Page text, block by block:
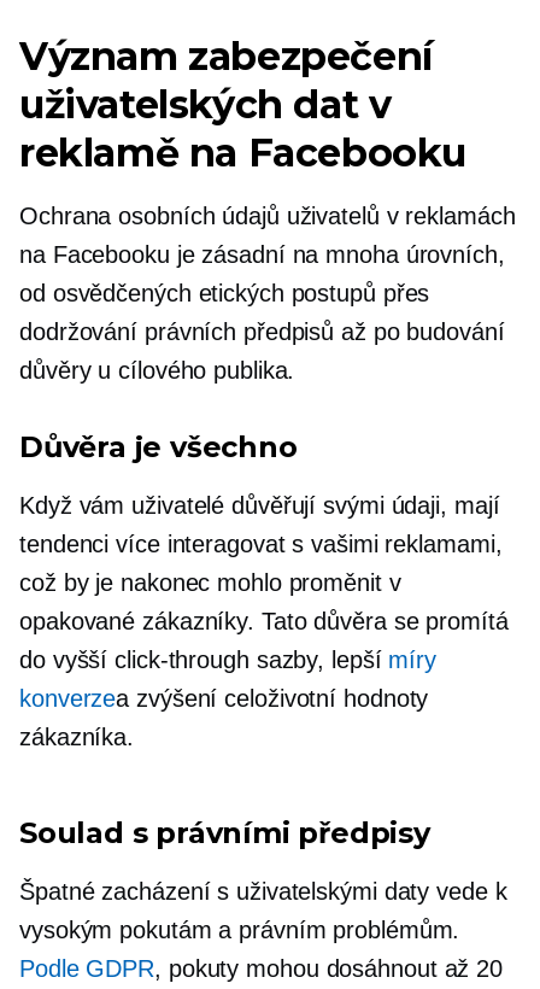
Význam zabezpečení
uživatelských dat v
reklamě na Facebooku
Ochrana osobních údajů uživatelů v reklamách
na Facebooku je zásadní na mnoha úrovních,
od osvědčených etických postupů přes
dodržování právních předpisů až po budování
důvěry u cílového publika.
Důvěra je všechno
Když vám uživatelé důvěřují svými údaji, mají
tendenci více interagovat s vašimi reklamami,
což by je nakonec mohlo proměnit v
opakované zákazníky. Tato důvěra se promítá
do vyššíclick-through sazby, lepší míry
konverzea zvýšení celoživotní hodnoty
zákazníka.
Soulad s právními předpisy
Špatné zacházení s uživatelskými daty vede k
vysokým pokutám a právním problémům.
Podle GDPR, pokuty mohou dosáhnout až 20